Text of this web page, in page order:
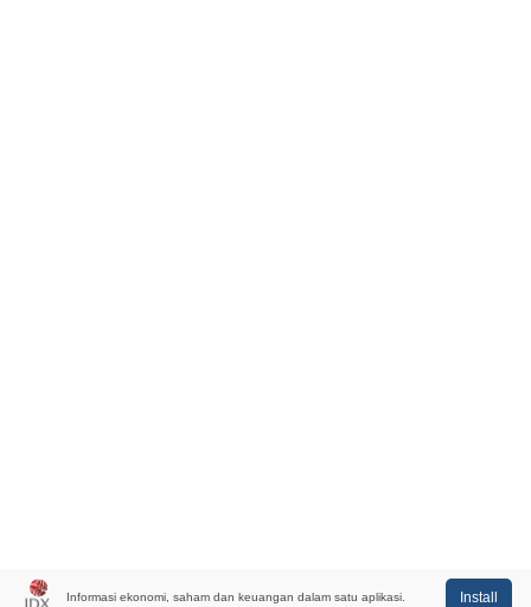
Informasi ekonomi, saham dan keuangan dalam satu aplikasi. Install